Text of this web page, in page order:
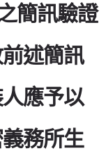
簡訊驗證
述簡訊
應予以
務所生